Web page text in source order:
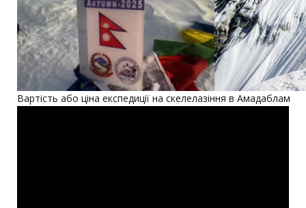
Вартість або ціна експедиції на скелелазіння в Амадаблам